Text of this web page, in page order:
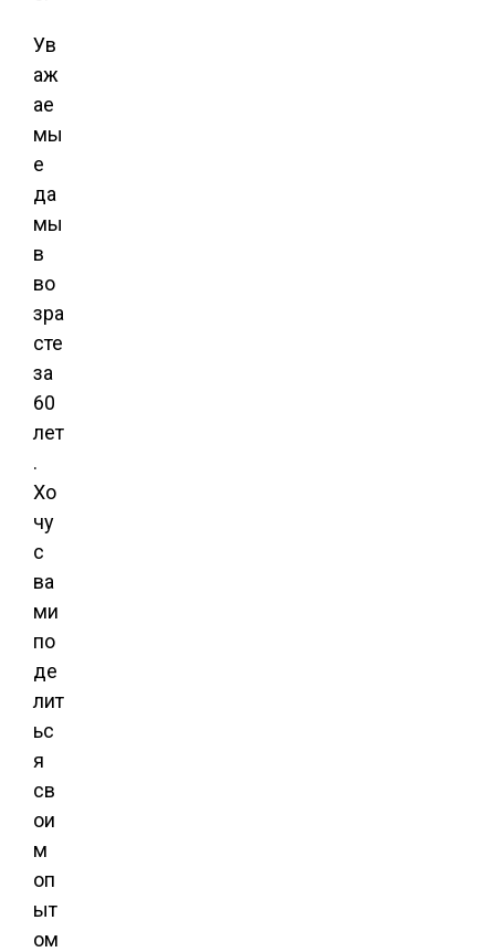
Ув
аж
ае
мы
е
да
мы
в
во
зра
сте
за
60
лет
.
Хо
чу
с
ва
ми
по
де
лит
ьс
я
св
ои
м
оп
ыт
ом